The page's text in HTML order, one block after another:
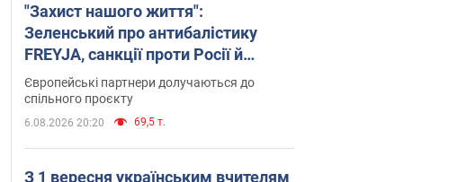
"Захист нашого життя":
Зеленський про антибалістику
FREYJA, санкції проти Росії й
підтримку аграріїв. Відео
Європейські партнери долучаються до
спільного проєкту
6.08.2026 20:20 69,5 т.
З 1 вересня українським вчителям